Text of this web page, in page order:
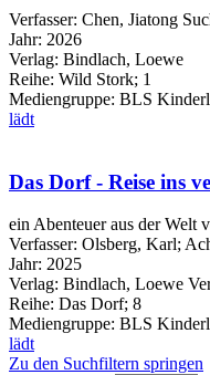
Verfasser: Chen, Jiatong
Jahr: 2026
Verlag: Bindlach, Loewe
Reihe: Wild Stork; 1
Mediengruppe: BLS
lädt
Das Dorf - Reise ins
ein Abenteuer aus der Welt
Verfasser: Olsberg, Karl;
Jahr: 2025
Verlag: Bindlach, Loewe
Reihe: Das Dorf; 8
Mediengruppe: BLS
lädt
Zu den Suchfiltern springen